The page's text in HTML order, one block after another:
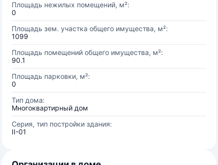
Площадь нежилых помещений, м²:
0
Площадь зем. участка общего имущества, м²:
1099
Площадь помещений общего имущества, м²:
90.1
Площадь парковки, м²:
0
Тип дома:
Многоквартирный дом
Серия, тип постройки здания:
II-01